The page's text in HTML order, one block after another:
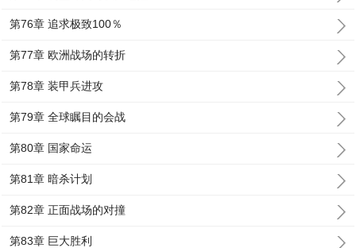
第76章 追求极致100％
第77章 欧洲战场的转折
第78章 装甲兵进攻
第79章 全球瞩目的会战
第80章 国家命运
第81章 暗杀计划
第82章 正面战场的对撞
第83章 巨大胜利